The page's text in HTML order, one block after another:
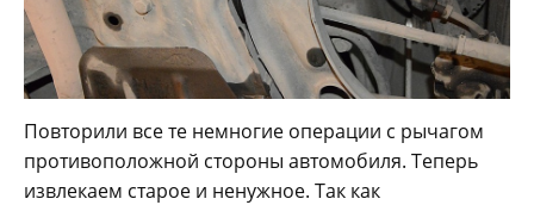
Повторили все те немногие операции с рычагом
противоположной стороны автомобиля. Теперь
извлекаем старое и ненужное. Так как